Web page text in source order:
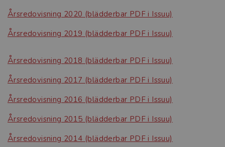
Årsredovisning 2020 (blädderbar PDF i Issuu)
Årsredovisning 2019 (blädderbar PDF i Issuu)
Årsredovisning 2018 (blädderbar PDF i Issuu)
Årsredovisning 2017 (blädderbar PDF i Issuu)
Årsredovisning 2016 (blädderbar PDF i Issuu)
Årsredovisning 2015 (blädderbar PDF i Issuu)
Årsredovisning 2014 (blädderbar PDF i Issuu)